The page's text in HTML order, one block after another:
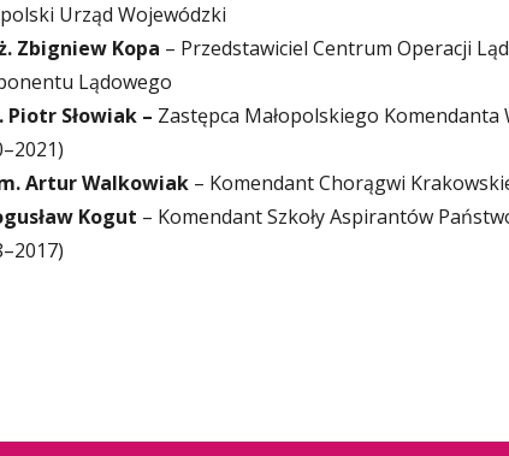
Urząd Wojewódzki
Zbigniew Kopa – Przedstawiciel Centrum Operacji
Lądowego
Piotr Słowiak – Zastępca Małopolskiego
Artur Walkowiak – Komendant Chorągwi
Kogut – Komendant Szkoły Aspirantów